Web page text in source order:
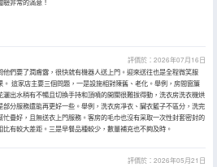
非常的滿意！
評價於：2026年07月16日
他們要了潤膚露，很快就有機器人送上門。迎來送往也是全程微笑服
。 這家店主要三個問題，一是設施相對陳舊、老化。舉例，房間窗簾
灑出水稍有不暢且切換手持和頂噴的開關很難拔得動，洗衣房洗衣機烘
部分服務還能再更好一些。舉例，洗衣房凈衣、臟衣籃子不區分，洗完
忙疊好，且無送衣上門服務。客房的毛巾也沒有采取一次性封套密封的
比有較大差距。三是早餐品種較少，數量補充也不夠及時。
評價於：2026年05月21日